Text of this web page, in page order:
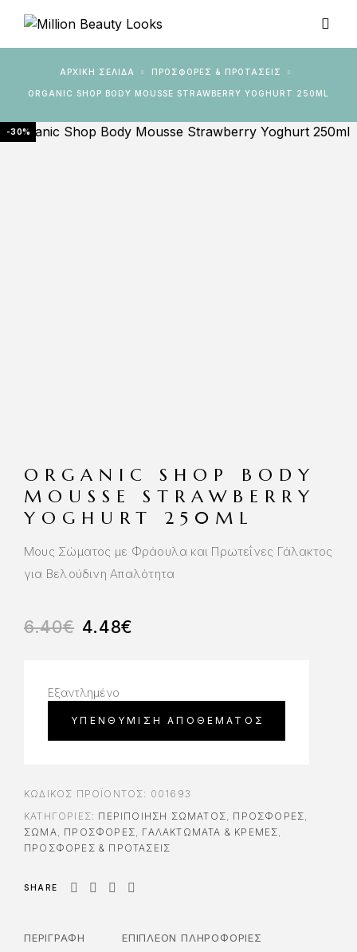
ΑΡΧΙΚΉ ΣΕΛΊΔΑ ΠΡΟΣΦΟΡΕΣ & ΠΡΟΤΑΣΕΙΣ
ORGANIC SHOP BODY MOUSSE STRAWBERRY YOGHURT 250ML
-30%
ORGANIC SHOP BODY
MOUSSE STRAWBERRY
YOGHURT 250ML
Μους Σώματος με Φράουλα και Πρωτεΐνες Γάλακτος
για Βελούδινη Απαλότητα
6.40€ 4.48€
Εξαντλημένο
ΚΩΔΙΚΌΣ ΠΡΟΪΌΝΤΟΣ: 001693
ΚΑΤΗΓΟΡΊΕΣ: ΠΕΡΙΠΟΊΗΣΗ ΣΏΜΑΤΟΣ, ΠΡΟΣΦΟΡΈΣ,
ΣΩΜΑ, ΠΡΟΣΦΟΡΈΣ, ΓΑΛΑΚΤΏΜΑΤΑ & ΚΡΈΜΕΣ,
ΠΡΟΣΦΟΡΕΣ & ΠΡΟΤΑΣΕΙΣ
SHARE
ΠΕΡΙΓΡΑΦΉ ΕΠΙΠΛΈΟΝ ΠΛΗΡΟΦΟΡΊΕΣ